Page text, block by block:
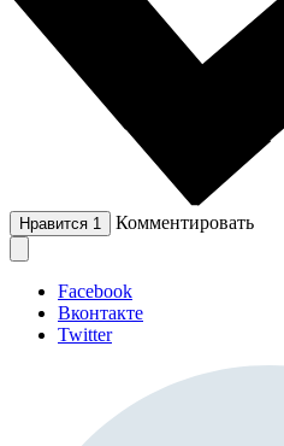
Нравится 1 Комментировать
Facebook
Вконтакте
Twitter